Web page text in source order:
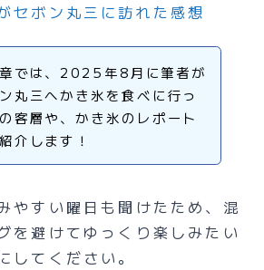
セボン丸三に訪れた感想
では、2025年8月に筆者が
丸三へかき氷を食べに行っ
客層や、かき氷のレポート
介します！
やすい曜日も聞けたため、混
を避けてゆっくり楽しみたい
してください。